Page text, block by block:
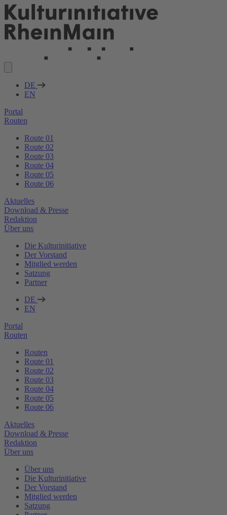
DE
EN
Portal
Routen
Route 01
Route 02
Route 03
Route 04
Route 05
Route 06
Aktuelles
Download & Presse
Redaktion
Über uns
Die Kulturinitiative
Der Vorstand
Mitglied werden
Satzung
Partner
DE
EN
Portal
Routen
Routen
Route 01
Route 02
Route 03
Route 04
Route 05
Route 06
Aktuelles
Download & Presse
Redaktion
Über uns
Über uns
Die Kulturinitiative
Der Vorstand
Mitglied werden
Satzung